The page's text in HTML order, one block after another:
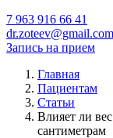
7 963 916 66 41
dr.zoteev@gmail.com
Запись на прием
Главная
Пациентам
Статьи
Влияет ли
сантиметрам